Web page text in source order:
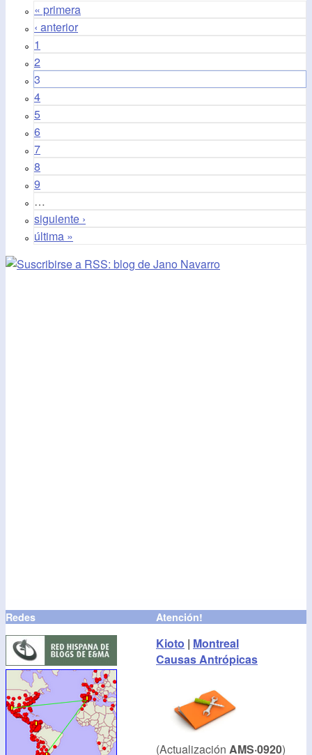
« primera
‹ anterior
1
2
3
4
5
6
7
8
9
…
siguiente ›
última »
Redes Atención!
Kioto | Montreal
Causas Antrópicas
(Actualización AMS·0920)